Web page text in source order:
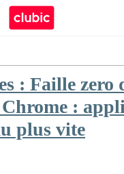
: Faille zero
:
plus vite